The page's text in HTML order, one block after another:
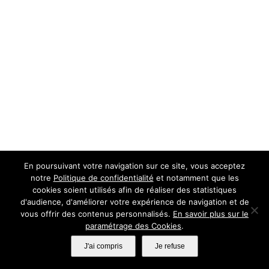
En poursuivant votre navigation sur ce site, vous acceptez
notre Politique de confidentialité et notamment que les
cookies soient utilisés afin de réaliser des statistiques
d'audience, d'améliorer votre expérience de navigation et de
vous offrir des contenus personnalisés. En savoir plus sur le
paramétrage des Cookies.
J'ai compris Je refuse